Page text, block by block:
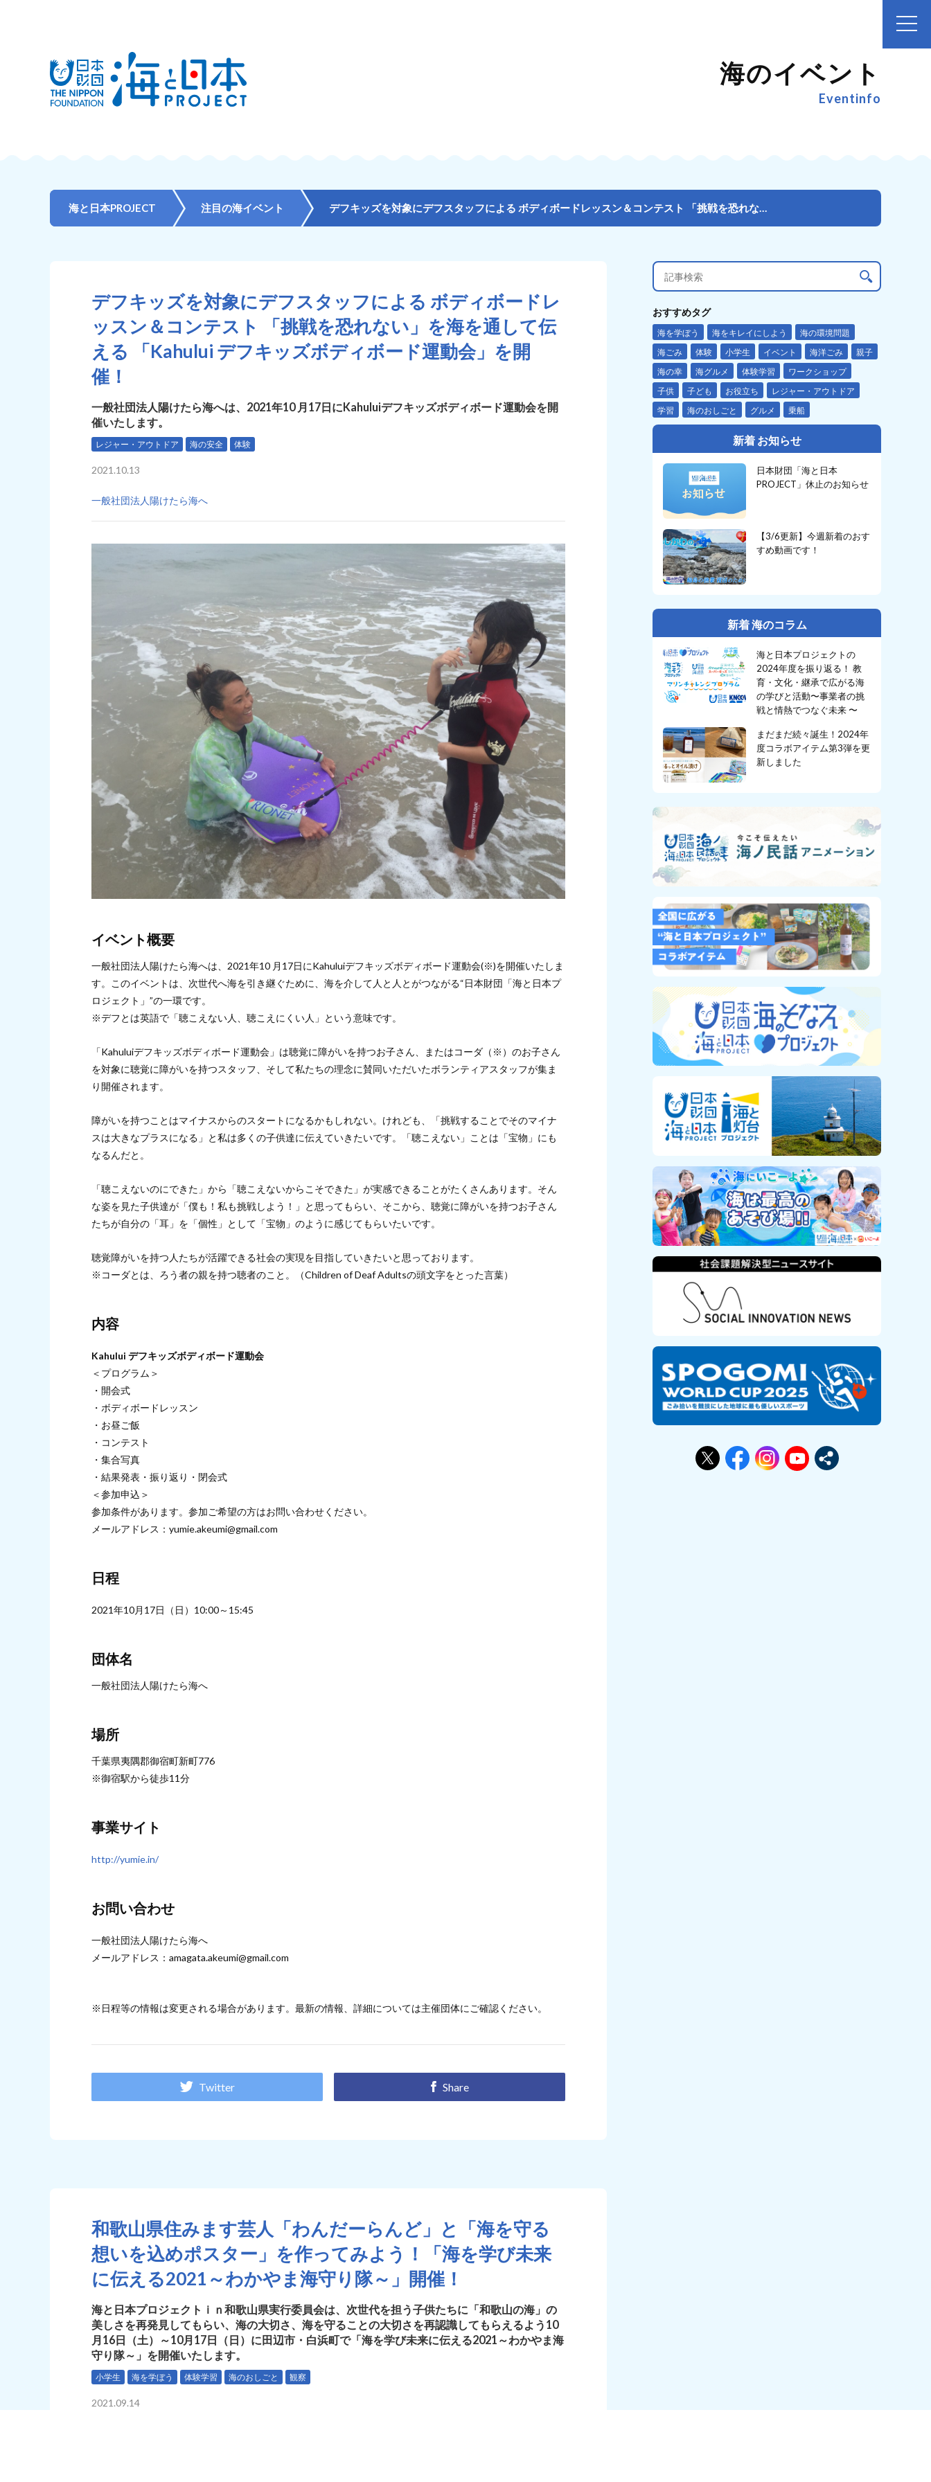
海のイベント
Eventinfo
海と日本PROJECT 注目の海イベント デフキッズを対象にデフスタッフによる ボディボードレッスン＆コンテスト 「挑戦を恐れない」を海を通し...
デフキッズを対象にデフスタッフによる ボディボードレ
ッスン＆コンテスト 「挑戦を恐れない」を海を通して伝
える 「Kahului デフキッズボディボード運動会」を開
催！
一般社団法人陽けたら海へは、2021年10 月17日にKahuluiデフキッズボディボード運動会を開
催いたします。
レジャー・アウトドア 海の安全 体験
2021.10.13
一般社団法人陽けたら海へ
イベント概要
一般社団法人陽けたら海へは、2021年10 月17日にKahuluiデフキッズボディボード運動会(※)を開催いたしま
す。このイベントは、次世代へ海を引き継ぐために、海を介して人と人とがつながる“日本財団「海と日本プ
ロジェクト」”の一環です。
※デフとは英語で「聴こえない人、聴こえにくい人」という意味です。
「Kahuluiデフキッズボディボード運動会」は聴覚に障がいを持つお子さん、またはコーダ（※）のお子さん
を対象に聴覚に障がいを持つスタッフ、そして私たちの理念に賛同いただいたボランティアスタッフが集ま
り開催されます。
障がいを持つことはマイナスからのスタートになるかもしれない。けれども、「挑戦することでそのマイナ
スは大きなプラスになる」と私は多くの子供達に伝えていきたいです。「聴こえない」ことは「宝物」にも
なるんだと。
「聴こえないのにできた」から「聴こえないからこそできた」が実感できることがたくさんあります。そん
な姿を見た子供達が「僕も！私も挑戦しよう！」と思ってもらい、そこから、聴覚に障がいを持つお子さん
たちが自分の「耳」を「個性」として「宝物」のように感じてもらいたいです。
聴覚障がいを持つ人たちが活躍できる社会の実現を目指していきたいと思っております。
※コーダとは、ろう者の親を持つ聴者のこと。（Children of Deaf Adultsの頭文字をとった言葉）
内容
Kahului デフキッズボディボード運動会
＜プログラム＞
・開会式
・ボディボードレッスン
・お昼ご飯
・コンテスト
・集合写真
・結果発表・振り返り・閉会式
＜参加申込＞
参加条件があります。参加ご希望の方はお問い合わせください。
メールアドレス：yumie.akeumi@gmail.com
日程
2021年10月17日（日）10:00～15:45
団体名
一般社団法人陽けたら海へ
場所
千葉県夷隅郡御宿町新町776
※御宿駅から徒歩11分
事業サイト
http://yumie.in/
お問い合わせ
一般社団法人陽けたら海へ
メールアドレス：amagata.akeumi@gmail.com
※日程等の情報は変更される場合があります。最新の情報、詳細については主催団体にご確認ください。
Twitter Share
和歌山県住みます芸人「わんだーらんど」と「海を守る
想いを込めポスター」を作ってみよう！「海を学び未来
に伝える2021～わかやま海守り隊～」開催！
海と日本プロジェクトｉｎ和歌山県実行委員会は、次世代を担う子供たちに「和歌山の海」の
美しさを再発見してもらい、海の大切さ、海を守ることの大切さを再認識してもらえるよう10
月16日（土）～10月17日（日）に田辺市・白浜町で「海を学び未来に伝える2021～わかやま海
守り隊～」を開催いたします。
小学生 海を学ぼう 体験学習 海のおしごと 観察
2021.09.14
おすすめタグ
海を学ぼう 海をキレイにしよう
海の環境問題
海ごみ
体験 小学生 イベント 海洋ごみ
親子
海の幸
海グルメ 体験学習
ワークショップ
子供
子ども お役立ち
レジャー・アウトドア
学習
海のおしごと グルメ 乗船
新着 お知らせ
日本財団「海と日本
PROJECT」休止のお知らせ
【3/6更新】今週新着のおす
すめ動画です！
新着 海のコラム
海と日本プロジェクトの
2024年度を振り返る！ 教
育・文化・継承で広がる海
の学びと活動〜事業者の挑
戦と情熱でつなぐ未来 〜
まだまだ続々誕生！2024年
度コラボアイテム第3弾を更
新しました